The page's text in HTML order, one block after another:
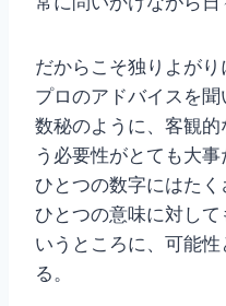
だからこそ独りよが
プロのアドバイスを聞
数秘のように、客観
う必要性がとても大事
ひとつの数字にはたく
ひとつの意味に対し
いうところに、可能
る。